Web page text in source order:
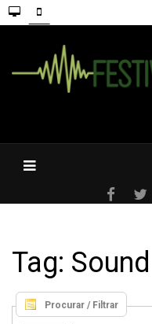
Tag:
Procurar / Filtrar